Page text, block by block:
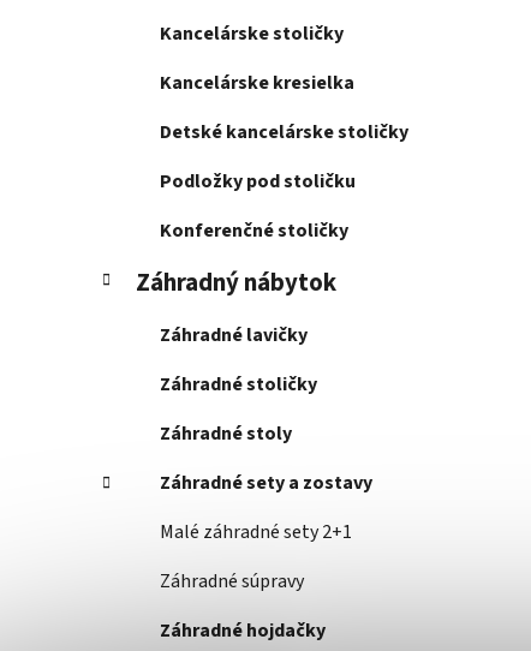
Kancelárske stoličky
Kancelárske kresielka
Detské kancelárske stoličky
Podložky pod stoličku
Konferenčné stoličky
Záhradný nábytok
Záhradné lavičky
Záhradné stoličky
Záhradné stoly
Záhradné sety a zostavy
Malé záhradné sety 2+1
Záhradné súpravy
Záhradné hojdačky